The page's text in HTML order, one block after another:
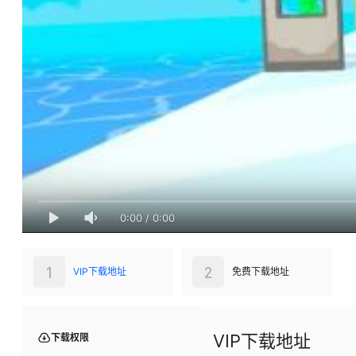
0:00/0:00
VIP下载地址
1 免费下载地址
2
下载权限 VIP下载地址